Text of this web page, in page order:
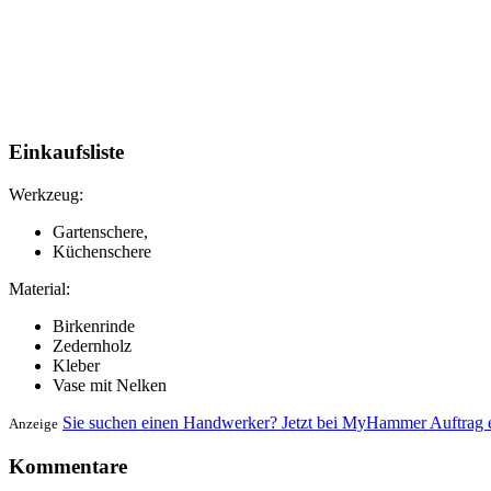
Einkaufsliste
Werkzeug:
Gartenschere,
Küchenschere
Material:
Birkenrinde
Zedernholz
Kleber
Vase mit Nelken
Anzeige Sie suchen einen Handwerker? Jetzt bei MyHammer Auftrag
Kommentare